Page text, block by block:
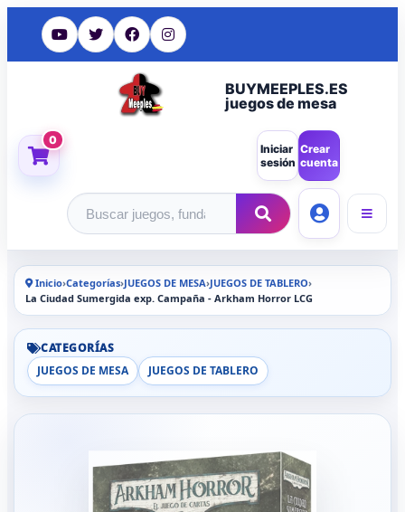
BUYMEEPLES.ES
juegos de mesa
0
Iniciar
sesión
Crear
cuenta
Buscar productos
Inicio›Categorías›JUEGOS DE MESA›JUEGOS DE TABLERO›
La Ciudad Sumergida exp. Campaña - Arkham Horror LCG
CATEGORÍAS
JUEGOS DE MESA
JUEGOS DE TABLERO